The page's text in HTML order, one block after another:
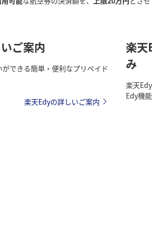
ご案内
できる簡単・便利なプリペイド
楽天Edyの詳しいご案内
楽天
み
楽天
Edy機